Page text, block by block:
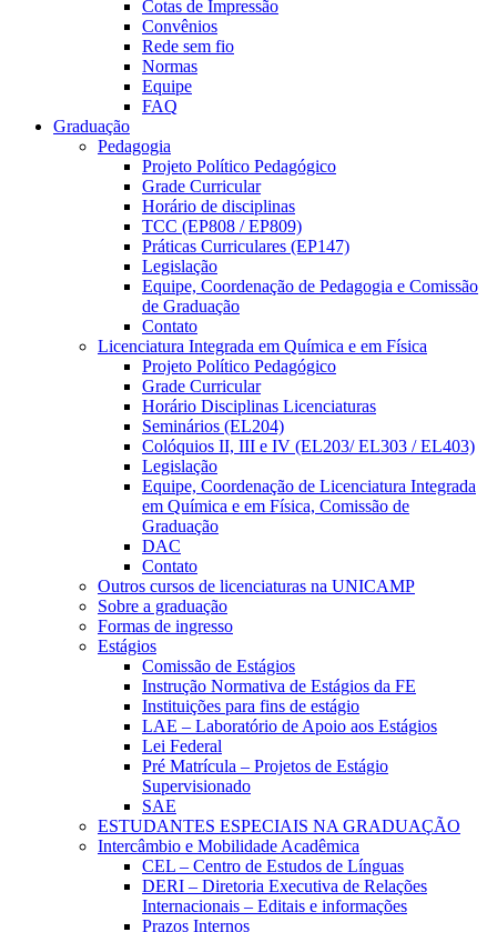
Cotas de Impressão
Convênios
Rede sem fio
Normas
Equipe
FAQ
Graduação
Pedagogia
Projeto Político Pedagógico
Grade Curricular
Horário de disciplinas
TCC (EP808 / EP809)
Práticas Curriculares (EP147)
Legislação
Equipe, Coordenação de Pedagogia e Comissão
de Graduação
Contato
Licenciatura Integrada em Química e em Física
Projeto Político Pedagógico
Grade Curricular
Horário Disciplinas Licenciaturas
Seminários (EL204)
Colóquios II, III e IV (EL203/ EL303 / EL403)
Legislação
Equipe, Coordenação de Licenciatura Integrada
em Química e em Física, Comissão de
Graduação
DAC
Contato
Outros cursos de licenciaturas na UNICAMP
Sobre a graduação
Formas de ingresso
Estágios
Comissão de Estágios
Instrução Normativa de Estágios da FE
Instituições para fins de estágio
LAE – Laboratório de Apoio aos Estágios
Lei Federal
Pré Matrícula – Projetos de Estágio
Supervisionado
SAE
ESTUDANTES ESPECIAIS NA GRADUAÇÃO
Intercâmbio e Mobilidade Acadêmica
CEL – Centro de Estudos de Línguas
DERI – Diretoria Executiva de Relações
Internacionais – Editais e informações
Prazos Internos